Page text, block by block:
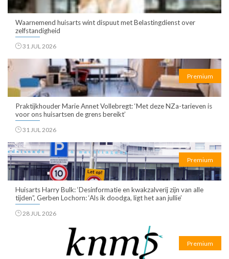
Waarnemend huisarts wint dispuut met Belastingdienst over
zelfstandigheid
31 JUL 2026
Premium
Praktijkhouder Marie Annet Vollebregt: ‘Met deze NZa-tarieven is
voor ons huisartsen de grens bereikt’
31 JUL 2026
Premium
Huisarts Harry Bulk: ‘Desinformatie en kwakzalverij zijn van alle
tijden”, Gerben Lochorn: ‘Als ik doodga, ligt het aan jullie’
28 JUL 2026
Premium